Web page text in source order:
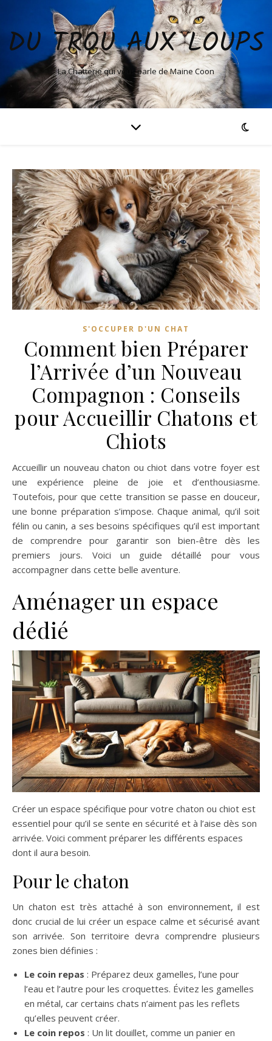
DU TROU AUX LOUPS
La Chatterie qui vous parle de Maine Coon
S'OCCUPER D'UN CHAT
Comment bien Préparer
l’Arrivée d’un Nouveau
Compagnon : Conseils
pour Accueillir Chatons et
Chiots
Accueillir un nouveau chaton ou chiot dans votre foyer est
une expérience pleine de joie et d’enthousiasme.
Toutefois, pour que cette transition se passe en douceur,
une bonne préparation s’impose. Chaque animal, qu’il soit
félin ou canin, a ses besoins spécifiques qu’il est important
de comprendre pour garantir son bien-être dès les
premiers jours. Voici un guide détaillé pour vous
accompagner dans cette belle aventure.
Aménager un espace
dédié
Créer un espace spécifique pour votre chaton ou chiot est
essentiel pour qu’il se sente en sécurité et à l’aise dès son
arrivée. Voici comment préparer les différents espaces
dont il aura besoin.
Pour le chaton
Un chaton est très attaché à son environnement, il est
donc crucial de lui créer un espace calme et sécurisé avant
son arrivée. Son territoire devra comprendre plusieurs
zones bien définies :
Le coin repas : Préparez deux gamelles, l’une pour
l’eau et l’autre pour les croquettes. Évitez les gamelles
en métal, car certains chats n’aiment pas les reflets
qu’elles peuvent créer​.
Le coin repos : Un lit douillet, comme un panier en